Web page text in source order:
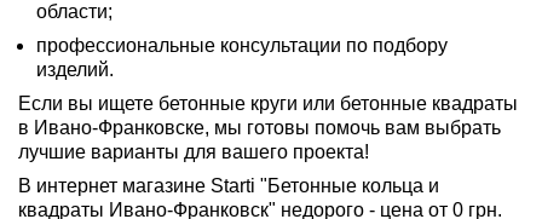
области;
профессиональные консультации по подбору
изделий.
Если вы ищете бетонные круги или бетонные квадраты
в Ивано-Франковске, мы готовы помочь вам выбрать
лучшие варианты для вашего проекта!
В интернет магазине Starti "Бетонные кольца и
квадраты Ивано-Франковск" недорого - цена от 0 грн.